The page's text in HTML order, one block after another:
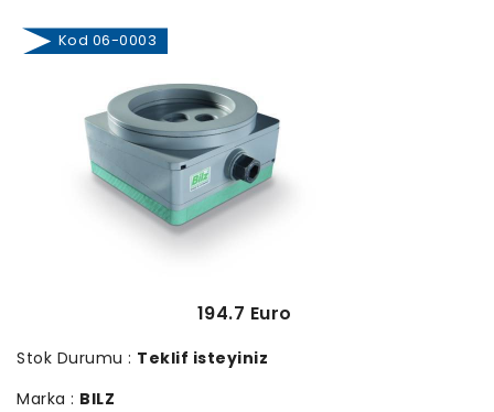
Kod 06-0003
194.7 Euro
Stok Durumu : Teklif isteyiniz
Marka : BILZ